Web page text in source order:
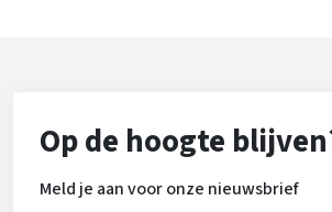
Op de hoogte
Meld je aan voor onze nieuwsbrief